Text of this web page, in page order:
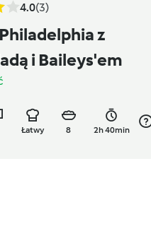
4.0(3)
z
i Baileys'em
Łatwy 8 2h 40min